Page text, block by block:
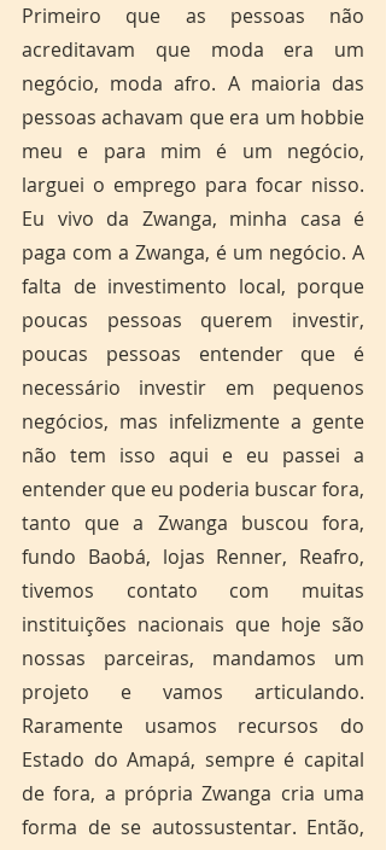
Primeiro que as pessoas não
acreditavam que moda era um
negócio, moda afro. A maioria das
pessoas achavam que era um hobbie
meu e para mim é um negócio,
larguei o emprego para focar nisso.
Eu vivo da Zwanga, minha casa é
paga com a Zwanga, é um negócio. A
falta de investimento local, porque
poucas pessoas querem investir,
poucas pessoas entender que é
necessário investir em pequenos
negócios, mas infelizmente a gente
não tem isso aqui e eu passei a
entender que eu poderia buscar fora,
tanto que a Zwanga buscou fora,
fundo Baobá, lojas Renner, Reafro,
tivemos contato com muitas
instituições nacionais que hoje são
nossas parceiras, mandamos um
projeto e vamos articulando.
Raramente usamos recursos do
Estado do Amapá, sempre é capital
de fora, a própria Zwanga cria uma
forma de se autossustentar. Então,